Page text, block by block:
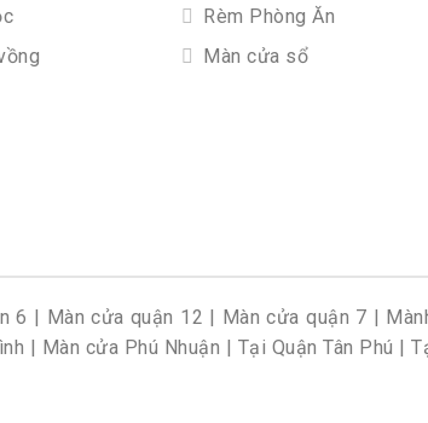
Rèm Phòng Ăn
Màn cửa sổ
6 | Màn cửa quận 12 | Màn cửa quận 7 |
| Màn cửa Phú Nhuận | Tại Quận Tân Phú |